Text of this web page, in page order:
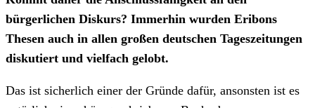
bürgerlichen Diskurs? Immerhin wurden Eribons
Thesen auch in allen großen deutschen Tageszeitungen
diskutiert und vielfach gelobt.
Das ist sicherlich einer der Gründe dafür, ansonsten ist es